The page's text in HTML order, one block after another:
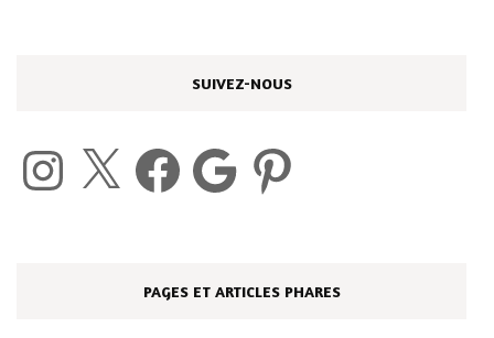
SUIVEZ-NOUS
Instagram Facebook Google Pinterest
PAGES ET ARTICLES PHARES